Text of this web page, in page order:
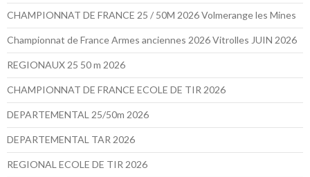
CHAMPIONNAT DE FRANCE 25 / 50M 2026 Volmerange les Mines
Championnat de France Armes anciennes 2026 Vitrolles JUIN 2026
REGIONAUX 25 50 m 2026
CHAMPIONNAT DE FRANCE ECOLE DE TIR 2026
DEPARTEMENTAL 25/50m 2026
DEPARTEMENTAL TAR 2026
REGIONAL ECOLE DE TIR 2026